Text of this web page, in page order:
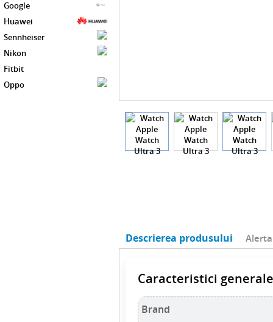
Google
Huawei
Sennheiser
Nikon
Fitbit
Oppo
Descrierea produsului
Caracteristici generale
Brand